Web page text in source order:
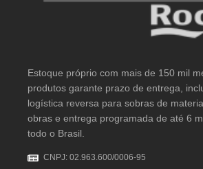
Estoque próprio com mais de 150 mil
produtos garante prazo de entrega,
logística reversa para sobras de
obras e entrega programada de até 6
todo o Brasil.
CNPJ: 02.963.600/0006-95